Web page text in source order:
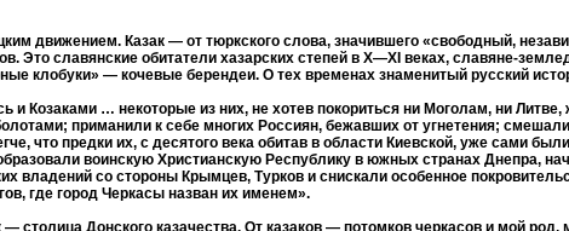
движением. Казак — от тюркского слова, значившего «свободный,
Это славянские обитатели хазарских степей в Х—XI веках, славяне-
клобуки» — кочевые берендеи. О тех временах знаменитый русский
и Козаками … некоторые из них, не хотев покориться ни Моголам, ни
приманили к себе многих Россиян, бежавших от угнетения;
что предки их, с десятого века обитав в области Киевской, уже сами
воинскую Христианскую Республику в южных странах Днепра,
владений со стороны Крымцев, Турков и снискали особенное
где город Черкасы назван их именем».
столица Донского казачества. От казаков — потомков черкасов и мой